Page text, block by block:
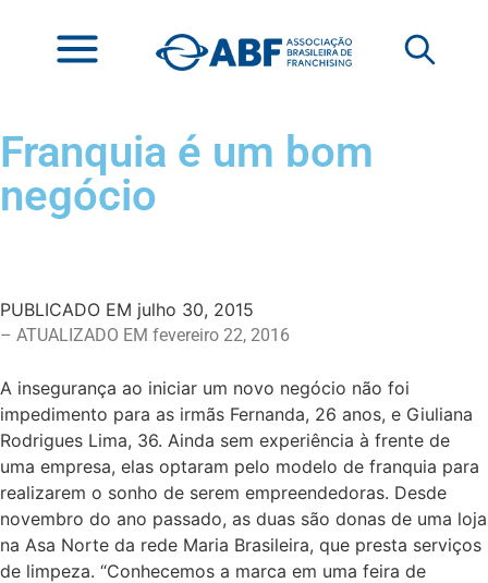
Franquia é um bom
negócio
PUBLICADO EM julho 30, 2015
– ATUALIZADO EM fevereiro 22, 2016
A insegurança ao iniciar um novo negócio não foi
impedimento para as irmãs Fernanda, 26 anos, e Giuliana
Rodrigues Lima, 36. Ainda sem experiência à frente de
uma empresa, elas optaram pelo modelo de franquia para
realizarem o sonho de serem empreendedoras. Desde
novembro do ano passado, as duas são donas de uma loja
na Asa Norte da rede Maria Brasileira, que presta serviços
de limpeza. “Conhecemos a marca em uma feira de